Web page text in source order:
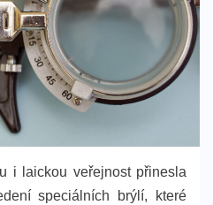
i laickou veřejnost přinesla
speciálních brýlí, které